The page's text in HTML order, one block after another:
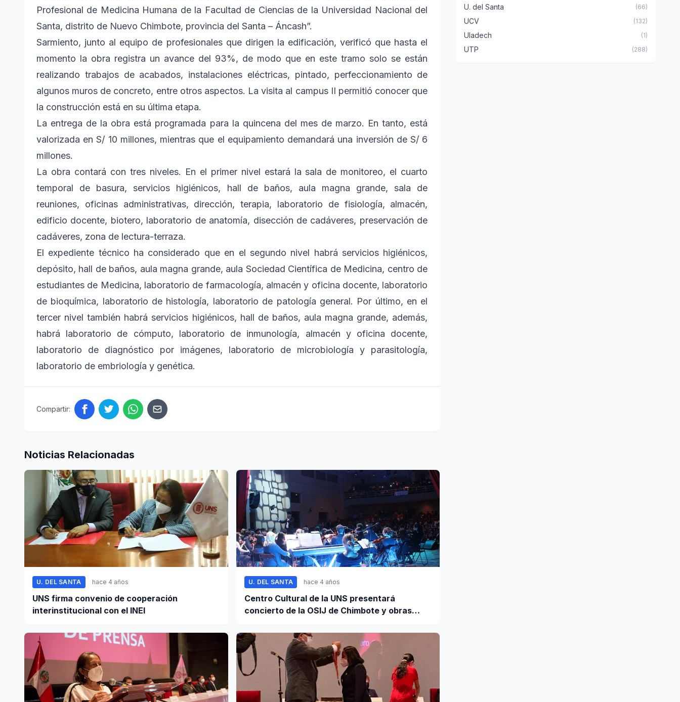
Profesional de Medicina Humana de la Facultad de Ciencias de la Universidad Nacional del
Santa, distrito de Nuevo Chimbote, provincia del Santa – Áncash”.
Sarmiento, junto al equipo de profesionales que dirigen la edificación, verificó que hasta el
momento la obra registra un avance del 93%, de modo que en este tramo solo se están
realizando trabajos de acabados, instalaciones eléctricas, pintado, perfeccionamiento de
algunos muros de concreto, entre otros aspectos. La visita al campus II permitió conocer que
la construcción está en su última etapa.
La entrega de la obra está programada para la quincena del mes de marzo. En tanto, está
valorizada en S/ 10 millones, mientras que el equipamiento demandará una inversión de S/ 6
millones.
La obra contará con tres niveles. En el primer nivel estará la sala de monitoreo, el cuarto
temporal de basura, servicios higiénicos, hall de baños, aula magna grande, sala de
reuniones, oficinas administrativas, dirección, terapia, laboratorio de fisiología, almacén,
edificio docente, biotero, laboratorio de anatomía, disección de cadáveres, preservación de
cadáveres, zona de lectura-terraza.
El expediente técnico ha considerado que en el segundo nivel habrá servicios higiénicos,
depósito, hall de baños, aula magna grande, aula Sociedad Científica de Medicina, centro de
estudiantes de Medicina, laboratorio de farmacología, almacén y oficina docente, laboratorio
de bioquímica, laboratorio de histología, laboratorio de patología general. Por último, en el
tercer nivel también habrá servicios higiénicos, hall de baños, aula magna grande, además,
habrá laboratorio de cómputo, laboratorio de inmunología, almacén y oficina docente,
laboratorio de diagnóstico por imágenes, laboratorio de microbiología y parasitología,
laboratorio de embriología y genética.
Compartir:
Noticias Relacionadas
U. DEL SANTA hace 4 años
UNS firma convenio de cooperación
interinstitucional con el INEI
U. DEL SANTA hace 4 años
Centro Cultural de la UNS presentará
concierto de la OSIJ de Chimbote y obras
U. del Santa (66)
UCV (132)
Uladech (1)
UTP (288)